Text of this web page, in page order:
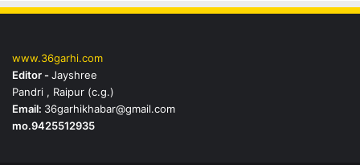
www.36garhi.com
Editor -Jayshree
Pandri , Raipur (c.g.)
Email: 36garhikhabar@gmail.com
mo.9425512935